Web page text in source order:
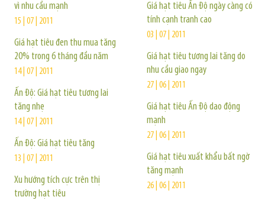
vì nhu cầu mạnh
15 | 07 | 2011
Giá hạt tiêu đen thu mua tăng
20% trong 6 tháng đầu năm
14 | 07 | 2011
Ấn Độ: Giá hạt tiêu tương lai
tăng nhẹ
14 | 07 | 2011
Ấn Độ: Giá hạt tiêu tăng
13 | 07 | 2011
Xu hướng tích cực trên thị
trường hạt tiêu
Giá hạt tiêu Ấn Độ ngày càng có
tính cạnh tranh cao
03 | 07 | 2011
Giá hạt tiêu tương lai tăng do
nhu cầu giao ngay
27 | 06 | 2011
Giá hạt tiêu Ấn Độ dao động
mạnh
27 | 06 | 2011
Giá hạt tiêu xuất khẩu bất ngờ
tăng mạnh
26 | 06 | 2011